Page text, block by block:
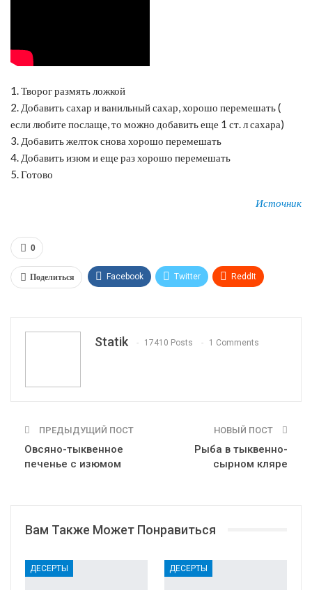
1. Творог размять ложкой
2. Добавить сахар и ванильный сахар, хорошо перемешать (
если любите послаще, то можно добавить еще 1 ст. л сахара)
3. Добавить желток снова хорошо перемешать
4. Добавить изюм и еще раз хорошо перемешать
5. Готово
Источник
0
Поделиться Facebook Twitter ReddIt
Statik 17410 Posts 1 Comments
ПРЕДЫДУЩИЙ ПОСТ
Овсяно-тыквенное
печенье с изюмом
НОВЫЙ ПОСТ
Рыба в тыквенно-
сырном кляре
Вам Также Может Понравиться
ДЕСЕРТЫ ДЕСЕРТЫ